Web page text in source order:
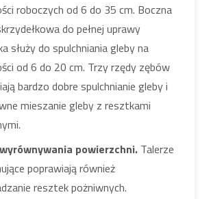
roboczych od 6 do 35 cm. Boczna
do pełnej uprawy
służy do spulchniania gleby na
od 6 do 20 cm. Trzy rzędy zębów
bardzo dobre spulchnianie gleby i
mieszanie gleby z resztkami
powierzchni. Talerze
poprawiają również
resztek pożniwnych.